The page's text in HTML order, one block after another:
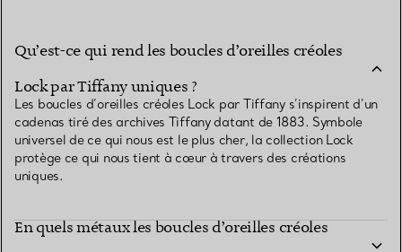
Qu’est-ce qui rend les boucles d’oreilles créoles
Lock par Tiffany uniques ?
Les boucles d’oreilles créoles Lock par Tiffany s’inspirent d’un
cadenas tiré des archives Tiffany datant de 1883. Symbole
universel de ce qui nous est le plus cher, la collection Lock
protège ce qui nous tient à cœur à travers des créations
uniques.
En quels métaux les boucles d’oreilles créoles